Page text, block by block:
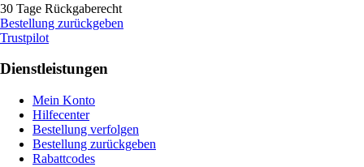
30 Tage Rückgaberecht
Bestellung zurückgeben
Trustpilot
Dienstleistungen
Mein Konto
Hilfecenter
Bestellung verfolgen
Bestellung zurückgeben
Rabattcodes